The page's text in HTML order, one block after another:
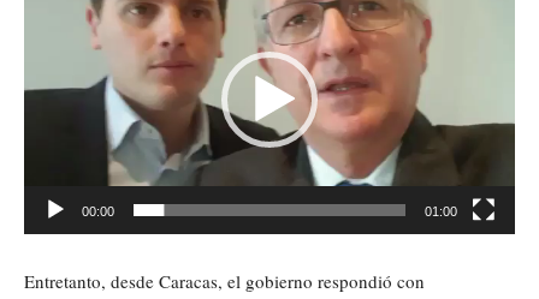
00:00 01:00
Entretanto, desde Caracas, el gobierno respondió con